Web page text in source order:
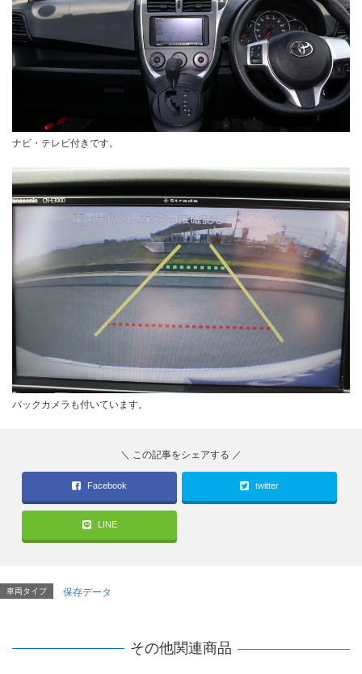
ナビ・テレビ付きです。
バックカメラも付いています。
Facebook twitter
LINE
車両タイプ 保存データ
その他関連商品